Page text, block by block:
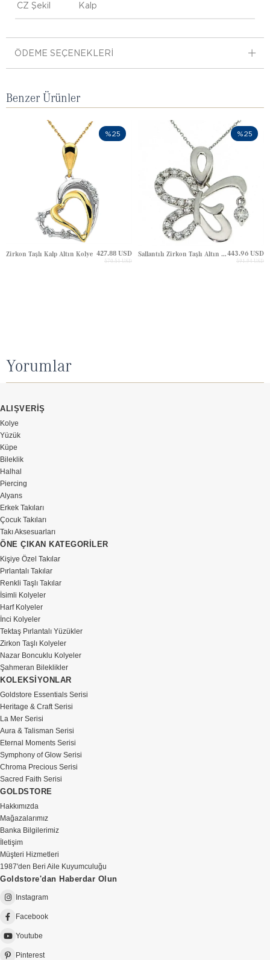
CZ Şekil
Kalp
ÖDEME SEÇENEKLERI
Benzer Ürünler
Zirkon Taşlı Kalp Altın Kolye 427.88 USD
570.51 USD
%25
Sallantılı Zirkon Taşlı Altın Kolye443.96 USD
591.94 USD
%25
Yorumlar
ALIŞVERİŞ
Kolye
Yüzük
Küpe
Bileklik
Halhal
Piercing
Alyans
Erkek Takıları
Çocuk Takıları
Takı Aksesuarları
ÖNE ÇIKAN KATEGORİLER
Kişiye Özel Takılar
Pırlantalı Takılar
Renkli Taşlı Takılar
İsimli Kolyeler
Harf Kolyeler
İnci Kolyeler
Tektaş Pırlantalı Yüzükler
Zirkon Taşlı Kolyeler
Nazar Boncuklu Kolyeler
Şahmeran Bileklikler
KOLEKSİYONLAR
Goldstore Essentials Serisi
Heritage & Craft Serisi
La Mer Serisi
Aura & Talisman Serisi
Eternal Moments Serisi
Symphony of Glow Serisi
Chroma Precious Serisi
Sacred Faith Serisi
GOLDSTORE
Hakkımızda
Mağazalarımız
Banka Bilgilerimiz
İletişim
Müşteri Hizmetleri
1987'den Beri Aile Kuyumculuğu
Goldstore'dan Haberdar Olun
Instagram
Facebook
Youtube
Pinterest